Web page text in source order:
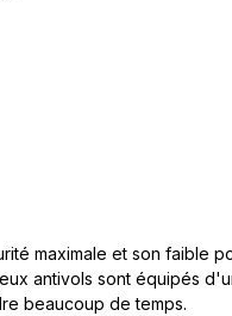
maximale et son faible
antivols sont équipés
beaucoup de temps.